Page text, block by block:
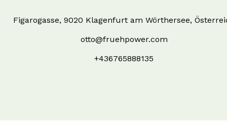
Figarogasse, 9020 Klagenfurt am Wörthersee,
otto@fruehpower.com
+436765888135